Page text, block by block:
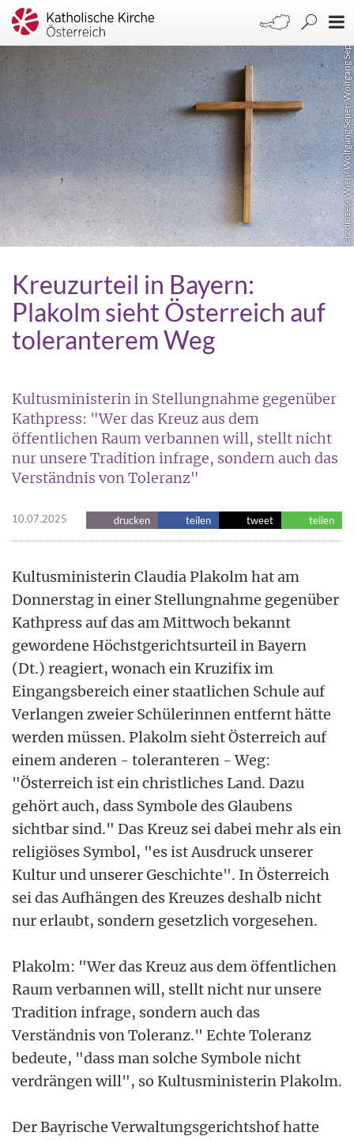
Erzdiözese Wien/ Wolfgang Seper, Wolfgang Seper
Kreuzurteil in Bayern:
Plakolm sieht Österreich auf
toleranterem Weg
Kultusministerin in Stellungnahme gegenüber
Kathpress: "Wer das Kreuz aus dem
öffentlichen Raum verbannen will, stellt nicht
nur unsere Tradition infrage, sondern auch das
Verständnis von Toleranz"
10.07.2025 drucken teilen tweet teilen
Kultusministerin Claudia Plakolm hat am
Donnerstag in einer Stellungnahme gegenüber
Kathpress auf das am Mittwoch bekannt
gewordene Höchstgerichtsurteil in Bayern
(Dt.) reagiert, wonach ein Kruzifix im
Eingangsbereich einer staatlichen Schule auf
Verlangen zweier Schülerinnen entfernt hätte
werden müssen. Plakolm sieht Österreich auf
einem anderen - toleranteren - Weg:
"Österreich ist ein christliches Land. Dazu
gehört auch, dass Symbole des Glaubens
sichtbar sind." Das Kreuz sei dabei mehr als ein
religiöses Symbol, "es ist Ausdruck unserer
Kultur und unserer Geschichte". In Österreich
sei das Aufhängen des Kreuzes deshalb nicht
nur erlaubt, sondern gesetzlich vorgesehen.
Plakolm: "Wer das Kreuz aus dem öffentlichen
Raum verbannen will, stellt nicht nur unsere
Tradition infrage, sondern auch das
Verständnis von Toleranz." Echte Toleranz
bedeute, "dass man solche Symbole nicht
verdrängen will", so Kultusministerin Plakolm.
Der Bayrische Verwaltungsgerichtshof hatte